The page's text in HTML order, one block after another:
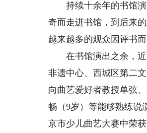
持续十余年的书馆演
奇而走进书馆，到后来
越来越多的观众因评书
在书馆演出之余，近
非遗中心、西城区第二
向曲艺爱好者教授单弦
畅（9岁）等能够熟练说
京市少儿曲艺大赛中荣